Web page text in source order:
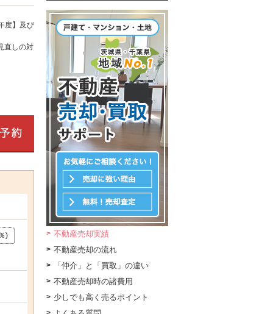
度】及び
直しの対
)
不動産売却実績
不動産売却の流れ
「仲介」と「買取」の違い
不動産売却時の諸費用
少しでも高く売るポイント